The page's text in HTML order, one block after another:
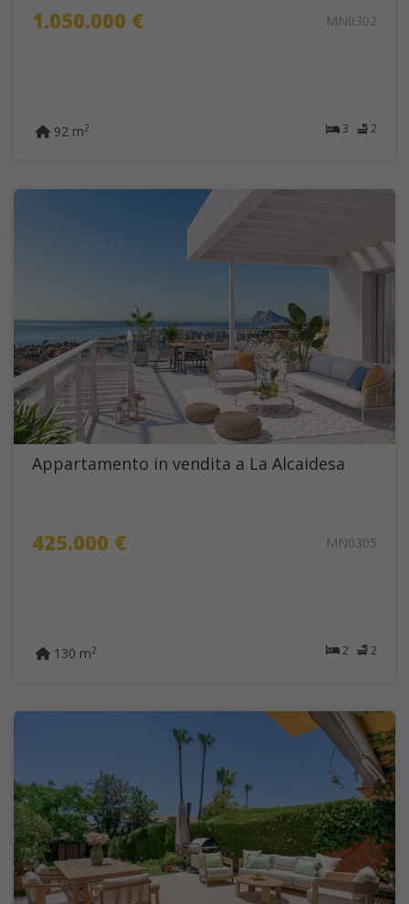
1.050.000 € MN0302
3 2
92 m2
Appartamento in vendita a La Alcaidesa
425.000 € MN0305
2 2
130 m2